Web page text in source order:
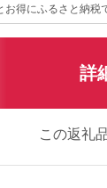
得にふるさと納税
詳
この返礼